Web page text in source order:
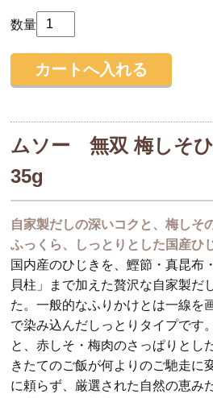
数量
ムソー 無双 梅しそ
35g
自家製だしの深いコクと、梅しそ
ふっくら、しっとりとした国産ひ
国内産のひじきを、鰹節・真昆布
貝柱」まで加えた贅沢な自家製だ
た。一般的なふりかけとは一線を
で染み込んだしっとりタイプです
と、赤しそ・梅肉のさっぱりとし
きたてのご飯が何よりのご馳走に
に頼らず、厳選された自然の恵み